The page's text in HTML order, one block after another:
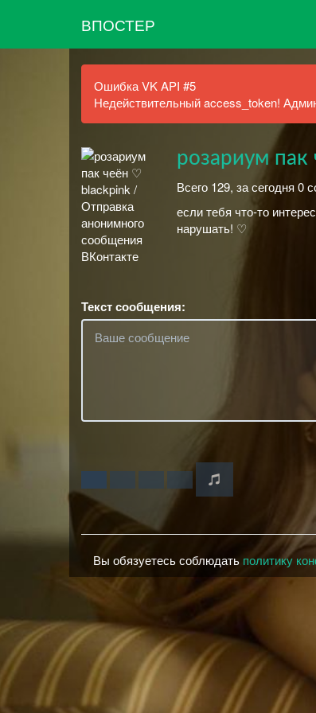
ВПОСТЕР
Ошибка VK API #5
Недействительный access_token!
розариум
Всего 129, за сегодня 0
если тебя что-то
нарушать! ♡
Текст сообщения:
Вы обязуетесь соблюдать политику